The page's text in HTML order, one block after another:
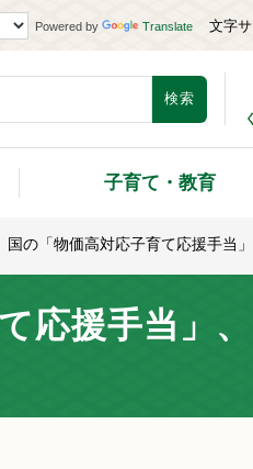
Powered by Translate 文字
子育て・教育
国の「物価高対応子育て応援手当
応援手当」